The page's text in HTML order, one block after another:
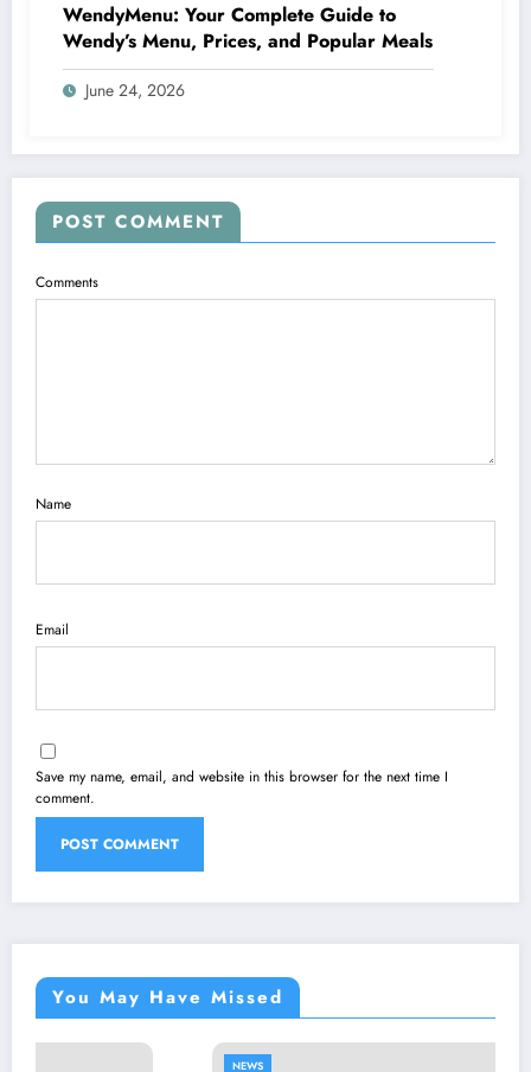
WendyMenu: Your Complete Guide to
Wendy’s Menu, Prices, and Popular Meals
June 24, 2026
POST COMMENT
Comments
Name
Email
Save my name, email, and website in this browser for the next time I
comment.
You May Have Missed